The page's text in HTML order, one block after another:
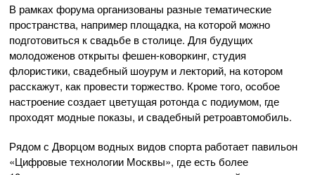
В рамках форума организованы разные тематические
пространства, например площадка, на которой можно
подготовиться к свадьбе в столице. Для будущих
молодоженов открыты фешен-коворкинг, студия
флористики, свадебный шоурум и лекторий, на котором
расскажут, как провести торжество. Кроме того, особое
настроение создает цветущая ротонда с подиумом, где
проходят модные показы, и свадебный ретроавтомобиль.
Рядом с Дворцом водных видов спорта работает павильон
«Цифровые технологии Москвы», где есть более